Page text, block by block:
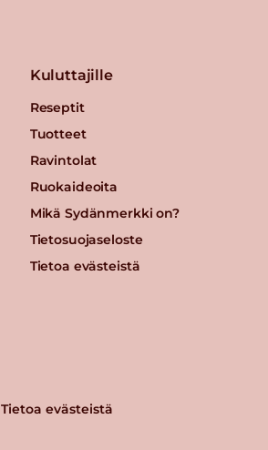
Kuluttajille
Reseptit
Tuotteet
Ravintolat
Ruokaideoita
Mikä Sydänmerkki on?
Tietosuojaseloste
Tietoa evästeistä
Tietoa evästeistä